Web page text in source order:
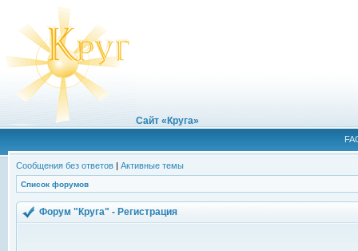
Сайт «Круга»
Сообщения без ответов | Активные темы
Список форумов
Форум "Круга" - Регистрация